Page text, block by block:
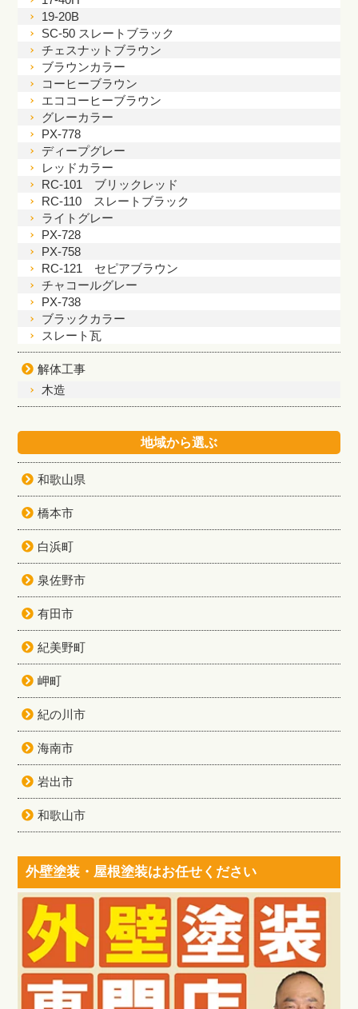
19-20B
SC-50 スレートブラック
チェスナットブラウン
ブラウンカラー
コーヒーブラウン
エココーヒーブラウン
グレーカラー
PX-778
ディープグレー
レッドカラー
RC-101 ブリックレッド
RC-110 スレートブラック
ライトグレー
PX-728
PX-758
RC-121 セピアブラウン
チャコールグレー
PX-738
ブラックカラー
スレート瓦
解体工事
木造
地域から選ぶ
和歌山県
橋本市
白浜町
泉佐野市
有田市
紀美野町
岬町
紀の川市
海南市
岩出市
和歌山市
外壁塗装・屋根塗装はお任せください